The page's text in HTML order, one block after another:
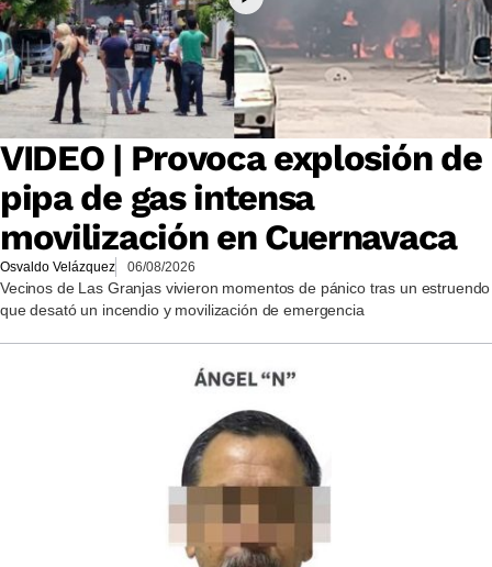
VIDEO | Provoca explosión de
pipa de gas intensa
movilización en Cuernavaca
Osvaldo Velázquez 06/08/2026
Vecinos de Las Granjas vivieron momentos de pánico tras un estruendo
que desató un incendio y movilización de emergencia